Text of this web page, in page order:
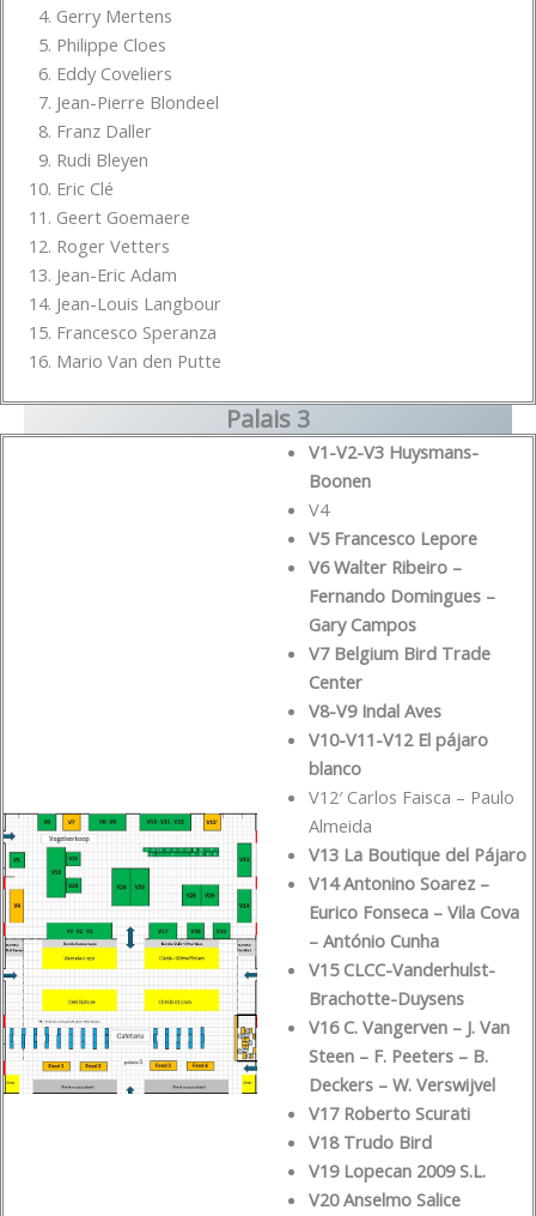
Gerry Mertens
Philippe Cloes
Eddy Coveliers
Jean-Pierre Blondeel
Franz Daller
Rudi Bleyen
Eric Clé
Geert Goemaere
Roger Vetters
Jean-Eric Adam
Jean-Louis Langbour
Francesco Speranza
Mario Van den Putte
Palais 3
V1-V2-V3 Huysmans-
Boonen
V4
V5 Francesco Lepore
V6 Walter Ribeiro –
Fernando Domingues –
Gary Campos
V7 Belgium Bird Trade
Center
V8-V9 Indal Aves
V10-V11-V12 El pájaro
blanco
V12′ Carlos Faisca – Paulo
Almeida
V13 La Boutique del Pájaro
V14 Antonino Soarez –
Eurico Fonseca – Vila Cova
– António Cunha
V15 CLCC-Vanderhulst-
Brachotte-Duysens
V16 C. Vangerven – J. Van
Steen – F. Peeters – B.
Deckers – W. Verswijvel
V17 Roberto Scurati
V18 Trudo Bird
V19 Lopecan 2009 S.L.
V20 Anselmo Salice